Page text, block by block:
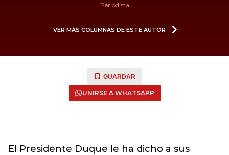
Periodista
VER MÁS COLUMNAS DE ESTE AUTOR
GUARDAR
UNIRSE A WHATSAPP
El Presidente Duque le ha dicho a sus